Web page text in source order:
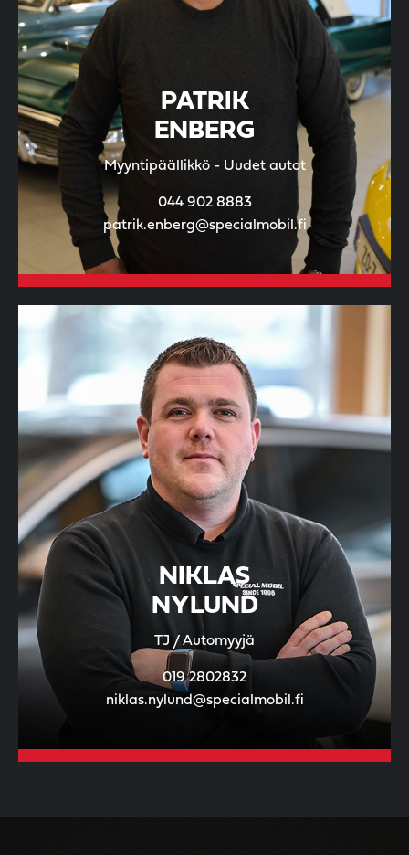
PATRIK
ENBERG
Myyntipäällikkö - Uudet autot
044 902 8883
patrik.enberg@specialmobil.fi
NIKLAS
NYLUND
TJ / Automyyjä
019 2802832
niklas.nylund@specialmobil.fi